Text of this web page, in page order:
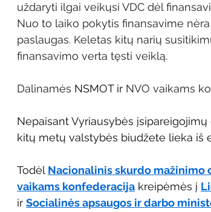
uždaryti ilgai veikųsi VDC dėl
Nuo to laiko pokytis finansavime
paslaugas. Keletas kitų narių
finansavimo verta tęsti veiklą.
Dalinamės NSMOT ir NVO vaikams
Nepaisant Vyriausybės
kitų metų valstybės biudžete lieka iš
Todėl Nacionalinis skurdo mažinimo
vaikams konfederacija kreipėmės į
ir Socialinės apsaugos ir darbo